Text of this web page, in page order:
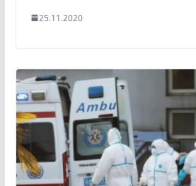
25.11.2020